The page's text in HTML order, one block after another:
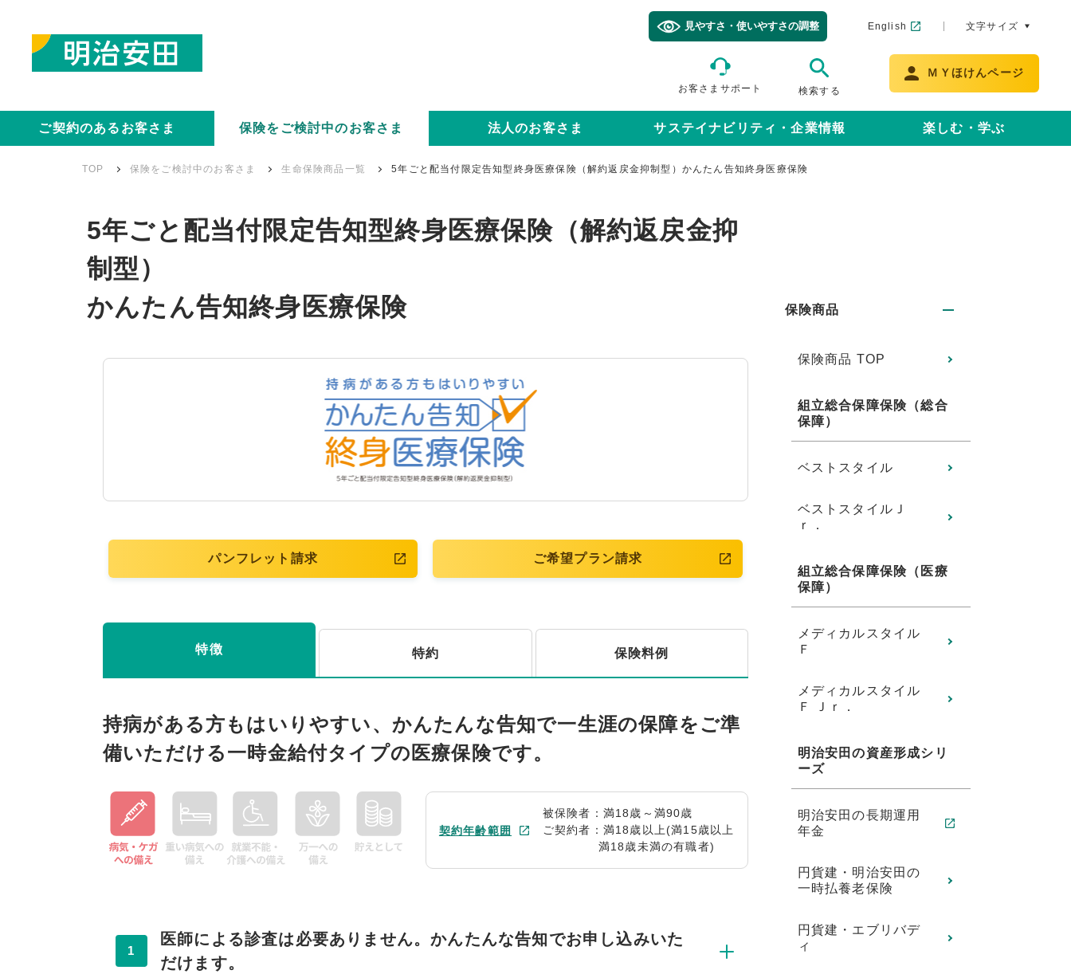
見やすさ・使いやすさの調整 English 文字サイズ
お客さまサポート 検索する
ＭＹほけんページ
ご契約のあるお客さま 保険をご検討中のお客さま 法人のお客さま サステイナビリティ・企業情報 楽しむ・学ぶ
TOP 保険をご検討中のお客さま 生命保険商品一覧 5年ごと配当付限定告知型終身医療保険（解約返戻金抑制型）かんたん告知終身医療保険
5年ごと配当付限定告知型終身医療保険（解約返戻金抑
制型）
かんたん告知終身医療保険
パンフレット請求 ご希望プラン請求
特徴 特約 保険料例
持病がある方もはいりやすい、かんたんな告知で一生涯の保障をご準
備いただける一時金給付タイプの医療保険です。
契約年齢範囲
被保険者：満18歳～満90歳
ご契約者：満18歳以上(満15歳以上
満18歳未満の有職者)
1
医師による診査は必要ありません。かんたんな告知でお申し込みいた
だけます。
保険商品
保険商品 TOP
組立総合保障保険（総合
保障）
ベストスタイル
ベストスタイルＪ
ｒ．
組立総合保障保険（医療
保障）
メディカルスタイル
Ｆ
メディカルスタイル
Ｆ Ｊｒ．
明治安田の資産形成シリ
ーズ
明治安田の長期運用
年金
円貨建・明治安田の
一時払養老保険
円貨建・エブリバデ
ィ